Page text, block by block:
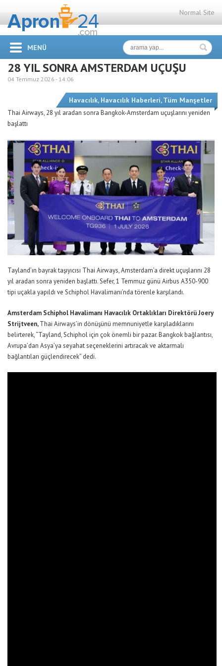
Normal Site
MENÜ
28 YIL SONRA AMSTERDAM UÇUŞU
04 Temmuz 2026 - 14:06
Havacılık, Havacılık Haberleri,Tüm Manşetler
Thai Airways, 28 yıl aradan sonra Bangkok-Amsterdam uçuşlarını yeniden
başlattı
Tayland’ın bayrak taşıyıcısı Thai Airways, Amsterdam’a direkt uçuşlarını 28
yıl aradan sonra yeniden başlattı. Sefer, 1 Temmuz günü Airbus A350-900
tipi uçakla yapıldı ve Schiphol Havalimanı’nda törenle karşılandı.
Amsterdam Schiphol Havalimanı Havacılık Ortaklıkları Direktörü Joery
Strijtveen,Thai Airways’in dönüşünü memnuniyetle karşıladıklarını
belirterek,“Tayland, Schiphol için çok önemli bir pazar. Bangkok bağlantısı,
Avrupa’dan Asya’ya seyahat seçeneklerini artıracak ve aktarmalı
bağlantıları güçlendirecek” dedi.